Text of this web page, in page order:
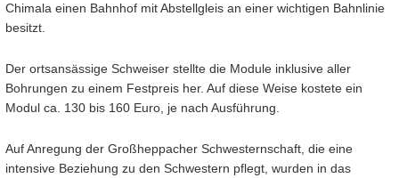
Chimala einen Bahnhof mit Abstellgleis an einer wichtigen Bahnlinie
besitzt.
Der ortsansässige Schweiser stellte die Module inklusive aller
Bohrungen zu einem Festpreis her. Auf diese Weise kostete ein
Modul ca. 130 bis 160 Euro, je nach Ausführung.
Auf Anregung der Großheppacher Schwesternschaft, die eine
intensive Beziehung zu den Schwestern pflegt, wurden in das